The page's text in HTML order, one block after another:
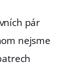
pár
nejsme